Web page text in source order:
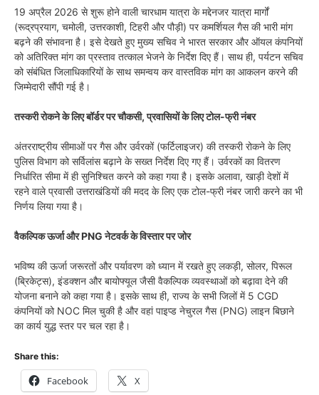
19 अप्रैल 2026 से शुरू होने वाली चारधाम यात्रा के मद्देनजर यात्रा मार्गों
(रूद्रप्रयाग, चमोली, उत्तरकाशी, टिहरी और पौड़ी) पर कमर्शियल गैस की भारी मांग
बढ़ने की संभावना है। इसे देखते हुए मुख्य सचिव ने भारत सरकार और ऑयल कंपनियों
को अतिरिक्त मांग का प्रस्ताव तत्काल भेजने के निर्देश दिए हैं। साथ ही, पर्यटन सचिव
को संबंधित जिलाधिकारियों के साथ समन्वय कर वास्तविक मांग का आकलन करने की
जिम्मेदारी सौंपी गई है।
तस्करी रोकने के लिए बॉर्डर पर चौकसी, प्रवासियों के लिए टोल-फ्री नंबर
अंतरराष्ट्रीय सीमाओं पर गैस और उर्वरकों (फर्टिलाइजर) की तस्करी रोकने के लिए
पुलिस विभाग को सर्विलांस बढ़ाने के सख्त निर्देश दिए गए हैं। उर्वरकों का वितरण
निर्धारित सीमा में ही सुनिश्चित करने को कहा गया है। इसके अलावा, खाड़ी देशों में
रहने वाले प्रवासी उत्तराखंडियों की मदद के लिए एक टोल-फ्री नंबर जारी करने का भी
निर्णय लिया गया है।
वैकल्पिक ऊर्जा और PNG नेटवर्क के विस्तार पर जोर
भविष्य की ऊर्जा जरूरतों और पर्यावरण को ध्यान में रखते हुए लकड़ी, सोलर, पिरूल
(ब्रिकेट्स), इंडक्शन और बायोफ्यूल जैसी वैकल्पिक व्यवस्थाओं को बढ़ावा देने की
योजना बनाने को कहा गया है। इसके साथ ही, राज्य के सभी जिलों में 5 CGD
कंपनियों को NOC मिल चुकी है और वहां पाइप्ड नेचुरल गैस (PNG) लाइन बिछाने
का कार्य युद्ध स्तर पर चल रहा है।
Share this:
Facebook X